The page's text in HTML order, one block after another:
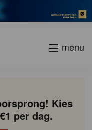
menu
Kies
per dag.